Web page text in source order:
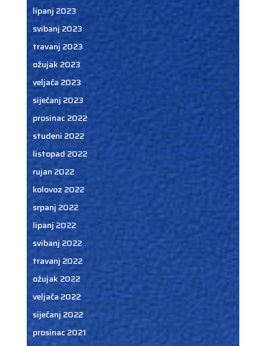
lipanj 2023
svibanj 2023
travanj 2023
ožujak 2023
veljača 2023
siječanj 2023
prosinac 2022
studeni 2022
listopad 2022
rujan 2022
kolovoz 2022
srpanj 2022
lipanj 2022
svibanj 2022
travanj 2022
ožujak 2022
veljača 2022
siječanj 2022
prosinac 2021